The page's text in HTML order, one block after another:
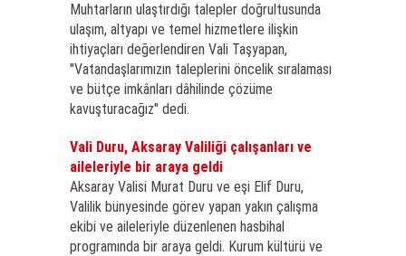
Muhtarların ulaştırdığı talepler doğrultusunda
ulaşım, altyapı ve temel hizmetlere ilişkin
ihtiyaçları değerlendiren Vali Taşyapan,
"Vatandaşlarımızın taleplerini öncelik sıralaması
ve bütçe imkânları dâhilinde çözüme
kavuşturacağız" dedi.
Vali Duru, Aksaray Valiliği çalışanları ve
aileleriyle bir araya geldi
Aksaray Valisi Murat Duru ve eşi Elif Duru,
Valilik bünyesinde görev yapan yakın çalışma
ekibi ve aileleriyle düzenlenen hasbihal
programında bir araya geldi. Kurum kültürü ve